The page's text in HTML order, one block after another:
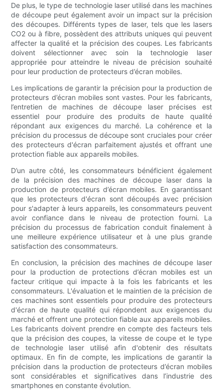
De plus, le type de technologie laser utilisé dans les machines
de découpe peut également avoir un impact sur la précision
des découpes. Différents types de laser, tels que les lasers
CO2 ou à fibre, possèdent des attributs uniques qui peuvent
affecter la qualité et la précision des coupes. Les fabricants
doivent sélectionner avec soin la technologie laser
appropriée pour atteindre le niveau de précision souhaité
pour leur production de protecteurs d’écran mobiles.
Les implications de garantir la précision pour la production de
protecteurs d’écran mobiles sont vastes. Pour les fabricants,
l’entretien de machines de découpe laser précises est
essentiel pour produire des produits de haute qualité
répondant aux exigences du marché. La cohérence et la
précision du processus de découpe sont cruciales pour créer
des protecteurs d'écran parfaitement ajustés et offrant une
protection fiable aux appareils mobiles.
D’un autre côté, les consommateurs bénéficient également
de la précision des machines de découpe laser dans la
production de protecteurs d’écran mobiles. En garantissant
que les protecteurs d'écran sont découpés avec précision
pour s'adapter à leurs appareils, les consommateurs peuvent
avoir confiance dans le niveau de protection fourni. La
précision du processus de fabrication conduit finalement à
une meilleure expérience utilisateur et à une plus grande
satisfaction des consommateurs.
En conclusion, la précision des machines de découpe laser
pour la production de protections d’écran mobiles est un
facteur critique qui impacte à la fois les fabricants et les
consommateurs. L'évaluation et le maintien de la précision de
ces machines sont essentiels pour produire des protecteurs
d'écran de haute qualité qui répondent aux exigences du
marché et offrent une protection fiable aux appareils mobiles.
Les fabricants doivent prendre en compte des facteurs tels
que la précision des coupes, la vitesse de coupe et le type
de technologie laser utilisé afin d'obtenir des résultats
optimaux. En fin de compte, les implications de garantir la
précision dans la production de protecteurs d’écran mobiles
sont considérables et significatives dans l’industrie des
smartphones en constante évolution.